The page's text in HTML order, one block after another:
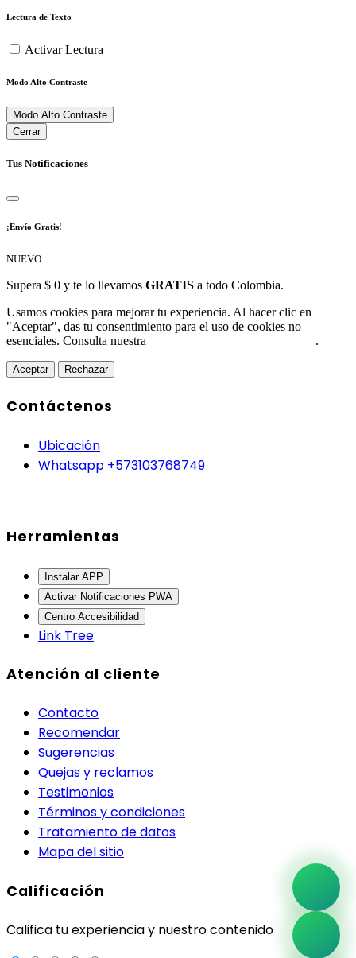
Lectura de Texto
Activar Lectura
Modo Alto Contraste
Modo Alto Contraste
Cerrar
Tus Notificaciones
¡Envío Gratis!
NUEVO
Supera $ 0 y te lo llevamos GRATIS a todo Colombia.
Usamos cookies para mejorar tu experiencia. Al hacer clic en
"Aceptar", das tu consentimiento para el uso de cookies no
esenciales. Consulta nuestra
.
Aceptar Rechazar
Contáctenos
Ubicación
Whatsapp +573103768749
Herramientas
Instalar APP
Activar Notificaciones PWA
Centro Accesibilidad
Link Tree
Atención al cliente
Contacto
Recomendar
Sugerencias
Quejas y reclamos
Testimonios
Términos y condiciones
Tratamiento de datos
Mapa del sitio
Calificación
Califica tu experiencia y nuestro contenido